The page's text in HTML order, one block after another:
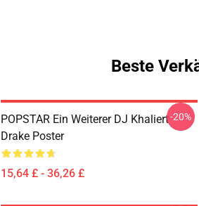
Beste
POPSTAR Ein Weiterer DJ Khaliert
Drake Poster
15,64 £ - 36,26 £
-20%